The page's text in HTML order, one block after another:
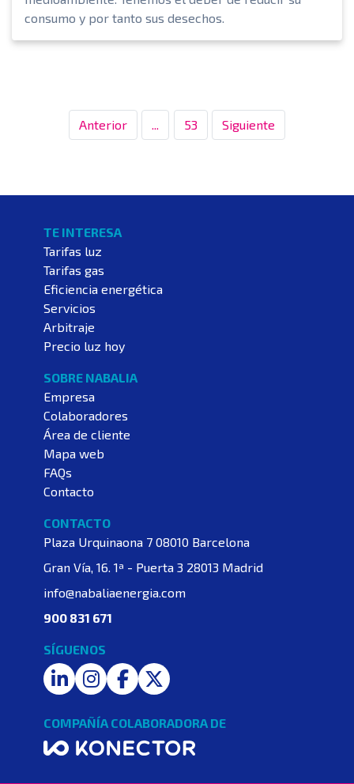
consumo y por tanto sus desechos.
Anterior ... 53 Siguiente
CONTACTO
Plaza Urquinaona 7 08010 Barcelona
Gran Vía, 16. 1ª - Puerta 3 28013 Madrid
info@nabaliaenergia.com
900 831 671
TE INTERESA
Tarifas luz
Tarifas gas
Eficiencia energética
Servicios
Arbitraje
Precio luz hoy
SOBRE NABALIA
Empresa
Colaboradores
Área de cliente
Mapa web
FAQs
Contacto
SÍGUENOS
LinkedInInstagram
FacebookTwitter
COMPAÑÍA COLABORADORA DE